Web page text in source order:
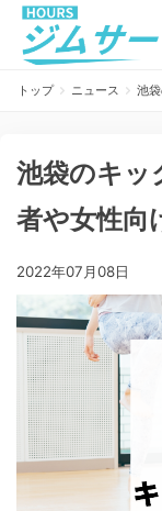
トップ ニュース 池
池袋のキッ
者や女性向
2022年07月08日